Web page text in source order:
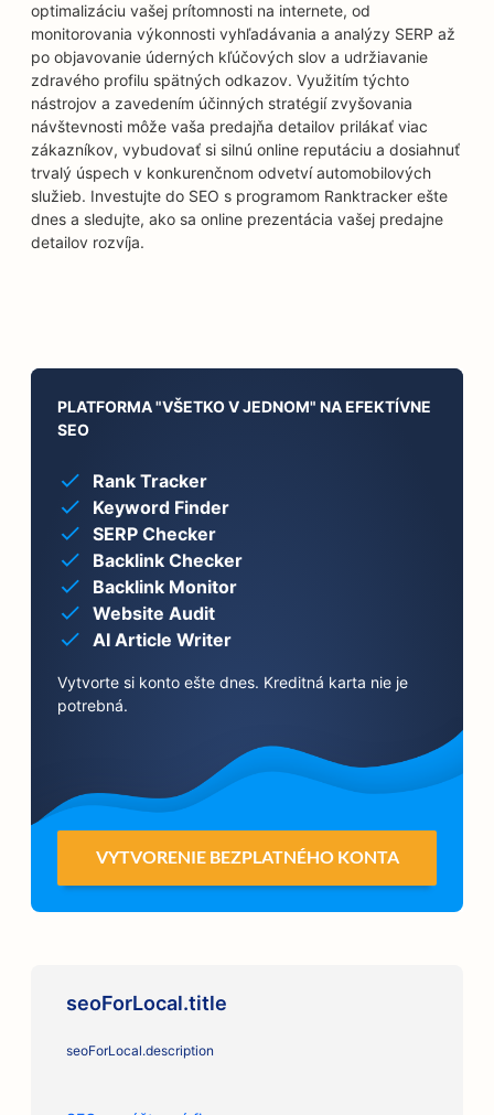
optimalizáciu vašej prítomnosti na internete, od
monitorovania výkonnosti vyhľadávania a analýzy SERP až
po objavovanie úderných kľúčových slov a udržiavanie
zdravého profilu spätných odkazov. Využitím týchto
nástrojov a zavedením účinných stratégií zvyšovania
návštevnosti môže vaša predajňa detailov prilákať viac
zákazníkov, vybudovať si silnú online reputáciu a dosiahnuť
trvalý úspech v konkurenčnom odvetví automobilových
služieb. Investujte do SEO s programom Ranktracker ešte
dnes a sledujte, ako sa online prezentácia vašej predajne
detailov rozvíja.
PLATFORMA "VŠETKO V JEDNOM" NA EFEKTÍVNE
SEO
Rank Tracker
Keyword Finder
SERP Checker
Backlink Checker
Backlink Monitor
Website Audit
AI Article Writer
Vytvorte si konto ešte dnes. Kreditná karta nie je
potrebná.
VYTVORENIE BEZPLATNÉHO KONTA
seoForLocal.title
seoForLocal.description